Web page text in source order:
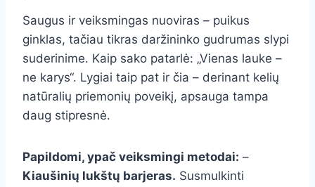
Saugus ir veiksmingas nuoviras – puikus
ginklas, tačiau tikras daržininko gudrumas slypi
suderinime. Kaip sako patarlė: „Vienas lauke –
ne karys“. Lygiai taip pat ir čia – derinant kelių
natūralių priemonių poveikį, apsauga tampa
daug stipresnė.
Papildomi, ypač veiksmingi metodai: –
Kiaušinių lukštų barjeras. Susmulkinti